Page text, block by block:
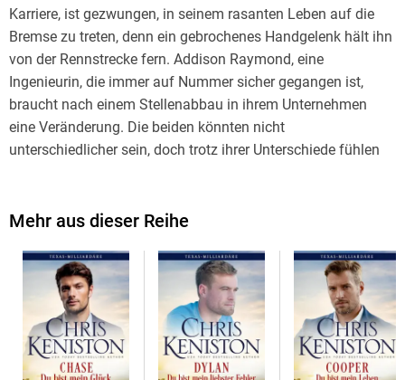
Karriere, ist gezwungen, in seinem rasanten Leben auf die
Bremse zu treten, denn ein gebrochenes Handgelenk hält ihn
von der Rennstrecke fern. Addison Raymond, eine
Ingenieurin, die immer auf Nummer sicher gegangen ist,
braucht nach einem Stellenabbau in ihrem Unternehmen
eine Veränderung. Die beiden könnten nicht
unterschiedlicher sein, doch trotz ihrer Unterschiede fühlen
größte Abenteuer von allen sein kann?
Dieser kuschelige Liebesroman spielt vor der Kulisse der
texanischen Ranchlandschaft und in der Welt des
professionellen Rennsports - perfekt für Fans von Cowboy-
und Milliardärsromanen. Diesen Liebesroman mit seinen
herzerwärmenden Charakteren, der unwiderstehlichen
Chemie und einer Geschichte, die einem den Atem raubt,
Mehr aus dieser Reihe